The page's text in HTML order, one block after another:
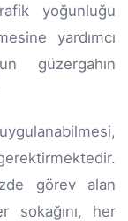
yoğunluğu
yardımcı
güzergahın
görev alan
sokağını, her